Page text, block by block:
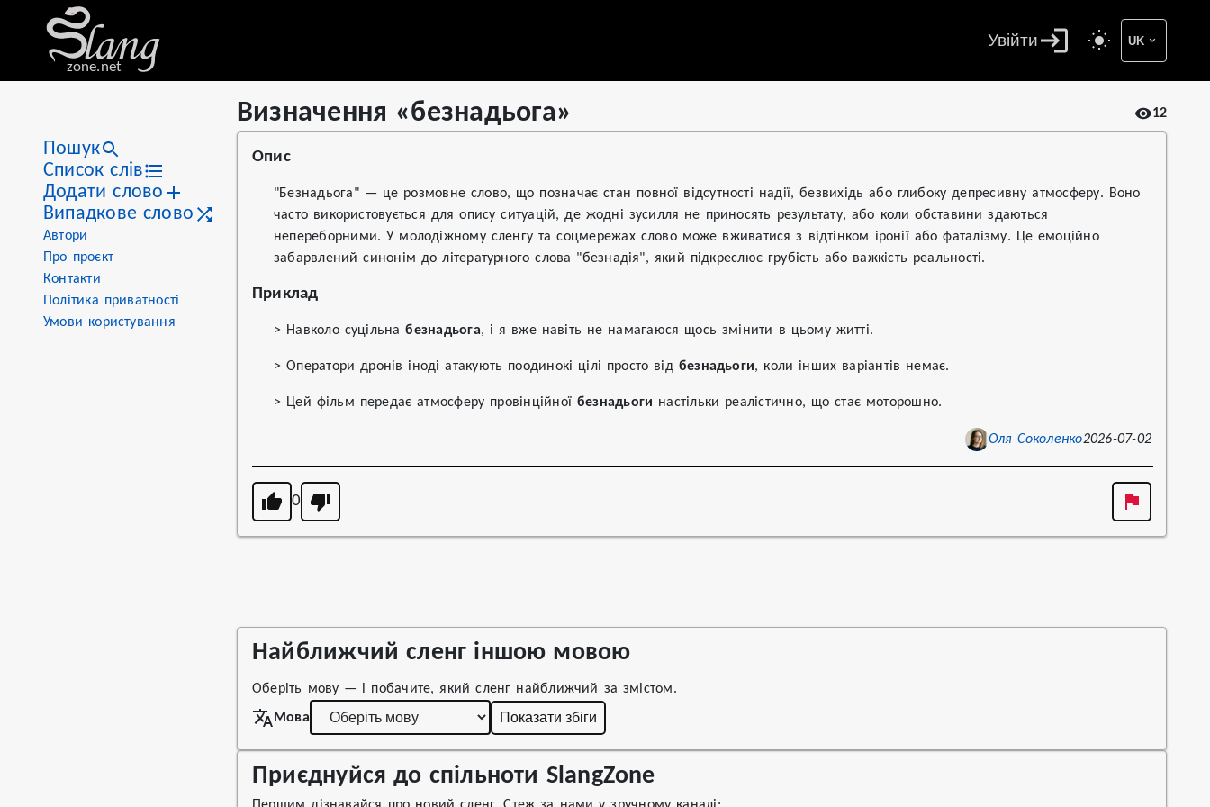
zone.net
Увійти UK
Пошук
Список слів
Додати слово
Випадкове слово
Автори
Про проєкт
Контакти
Політика приватності
Умови користування
Визначення «безнадьога»
12
Визначення «безнадьога»
Stat
Value
Views
12
Definitions
First seen
2026
Опис
"Безнадьога" — це розмовне слово, що позначає стан повної відсутності надії, безвихідь або глибоку депресивну атмосферу. Воно
часто використовується для опису ситуацій, де жодні зусилля не приносять результату, або коли обставини здаються
непереборними. У молодіжному сленгу та соцмережах слово може вживатися з відтінком іронії або фаталізму. Це емоційно
забарвлений синонім до літературного слова "безнадія", який підкреслює грубість або важкість реальності.
Приклад
> Навколо суцільнабезнадьога, і я вже навіть не намагаюся щось змінити в цьому житті.
> Оператори дронів іноді атакують поодинокі цілі просто від безнадьоги, коли інших варіантів немає.
> Цей фільм передає атмосферу провінційної безнадьоги настільки реалістично, що стає моторошно.
Оля Соколенко2026-07-02
0
Найближчий сленг іншою мовою
Оберіть мову — і побачите, який сленг найближчий за змістом.
Мова
Показати збіги
Приєднуйся до спільноти SlangZone